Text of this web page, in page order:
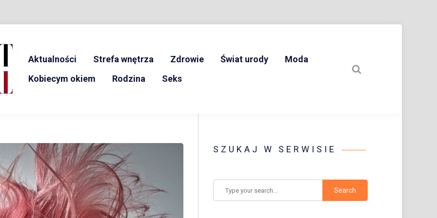
ŚWIAT KOBIET
Aktualności Strefa wnętrza Zdrowie Świat urody
Moda
Kobiecym okiem
Rodzina Seks
SZUKAJ W SERWISIE